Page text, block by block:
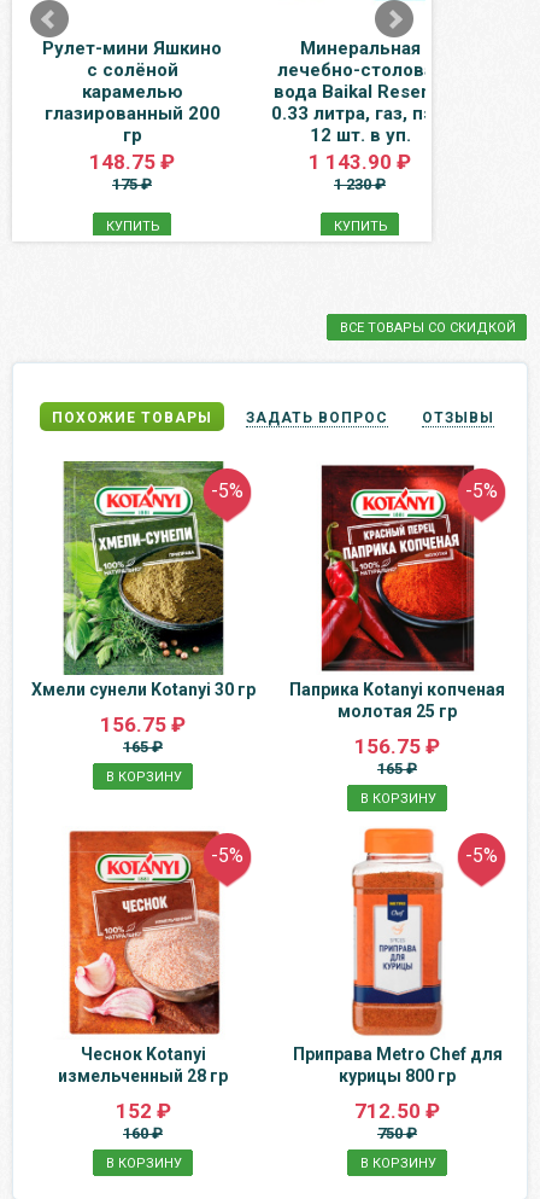
Рулет-мини Яшкино
с солёной
карамелью
глазированный 200
гр
148.75 ₽
175 ₽
КУПИТЬ
Минеральная
лечебно-столовая
вода Baikal Reserve
0.33 литра, газ, пэт,
12 шт. в уп.
1 143.90 ₽
1 230 ₽
КУПИТЬ
ВСЕ ТОВАРЫ СО СКИДКОЙ
ПОХОЖИЕ ТОВАРЫ ЗАДАТЬ ВОПРОС ОТЗЫВЫ
-5%
Хмели сунели Kotanyi 30 гр
156.75 ₽
165 ₽
В КОРЗИНУ
-5%
Паприка Kotanyi копченая
молотая 25 гр
156.75 ₽
165 ₽
В КОРЗИНУ
-5%
Чеснок Kotanyi
измельченный 28 гр
152 ₽
160 ₽
В КОРЗИНУ
-5%
Приправа Metro Chef для
курицы 800 гр
712.50 ₽
750 ₽
В КОРЗИНУ